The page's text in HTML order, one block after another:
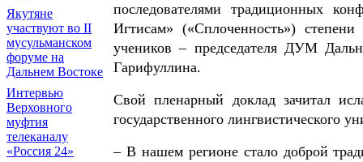
Якутяне
участвуют во II
мусульманском
форуме на
Дальнем Востоке
Интервью
Верховного
муфтия
телеканалу
«Россия 24»
последователями традиционных
Игтисам» («Сплоченность»)
учеников – председателя ДУМ
Гарифуллина.
Свой пленарный доклад зачитал
государственного лингвистического
– В нашем регионе стало доброй